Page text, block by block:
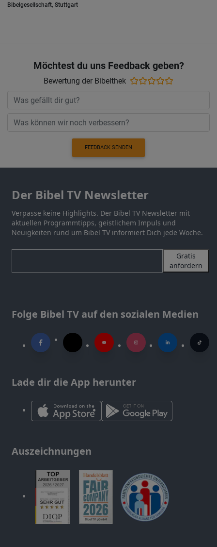
Bibelgesellschaft, Stuttgart
Möchtest du uns Feedback geben?
Bewertung der Bibelthek
FEEDBACK SENDEN
Der Bibel TV Newsletter
Verpasse keine Highlights. Der Bibel TV Newsletter mit
aktuellen Programmtipps, geistlichem Impuls und
Neuigkeiten rund um Bibel TV informiert Dich jede Woche.
Gratis
anfordern
Folge Bibel TV auf den sozialen Medien
Lade dir die App herunter
Auszeichnungen